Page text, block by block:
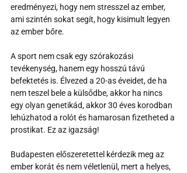
eredményezi, hogy nem stresszel az ember,
ami szintén sokat segít, hogy kisimult legyen
az ember bőre.
A sport nem csak egy szórakozási
tevékenység, hanem egy hosszú távú
befektetés is. Élvezed a 20-as éveidet, de ha
nem teszel bele a külsődbe, akkor ha nincs
egy olyan genetikád, akkor 30 éves korodban
lehúzhatod a rolót és hamarosan fizetheted a
prostikat. Ez az igazság!
Budapesten előszeretettel kérdezik meg az
ember korát és nem véletlenül, mert a helyes,